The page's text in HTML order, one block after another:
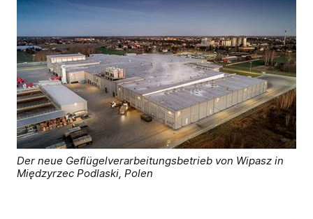
Der neue Geflügelverarbeitungsbetrieb von Wipasz in
Międzyrzec Podlaski, Polen